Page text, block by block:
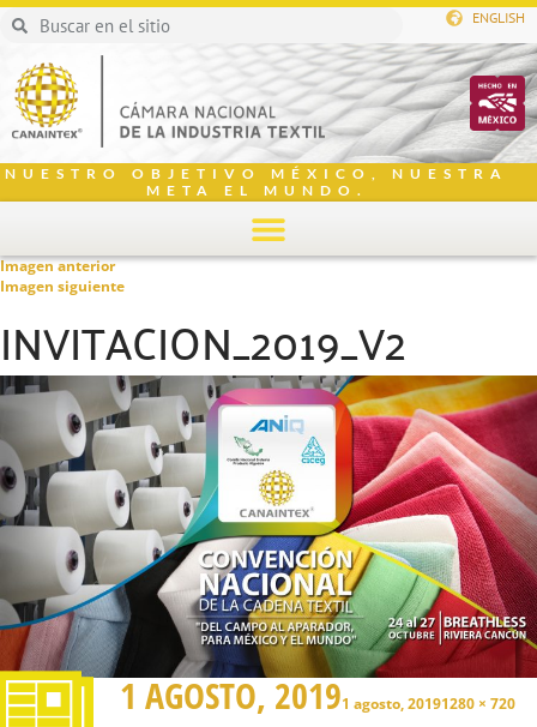
ENGLISH
NUESTRO OBJETIVO MÉXICO, NUESTRA
META EL MUNDO.
Imagen anterior
Imagen siguiente
INVITACION_2019_V2
1 AGOSTO, 20191 agosto, 20191280 × 720